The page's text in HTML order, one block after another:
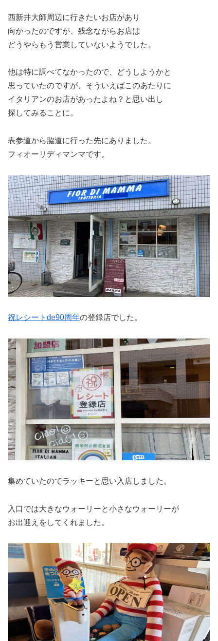
西新井大師周辺に行きたいお店があり
向かったのですが、残念ながらお店は
どうやらもう営業していないようでした。
他は特に調べてなかったので、どうしようかと
思っていたのですが、そういえばこのあたりに
イタリアンのお店があったよね？と思い出し
探してみることに。
表参道から脇道に行った先にありました。
フィオーリディマンマです。
祝レシートde90周年の登録店でした。
集めていたのでラッキーと思い入店しました。
入口では大きなウォーリーと小さなウォーリーが
お出迎えをしてくれました。